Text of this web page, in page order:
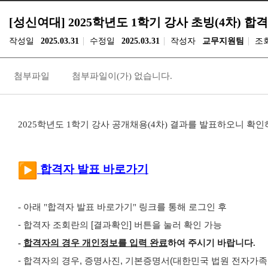
[성신여대] 2025학년도 1학기 강사 초빙(4차) 합
작성일 2025.03.31 수정일 2025.03.31 작성자 교무지원팀 조
첨부파일 첨부파일이(가) 없습니다.
2025학년도 1학기 강사 공개채용(4차) 결과를 발표하오니 확
합격자 발표 바로가기
- 아래 "합격자 발표 바로가기" 링크를 통해 로그인 후
- 합격자 조회란의 [결과확인] 버튼을 눌러 확인 가능
- 합격자의 경우 개인정보를 입력 완료하여 주시기 바랍니다.
- 합격자의 경우, 증명사진, 기본증명서(대한민국 법원 전자가